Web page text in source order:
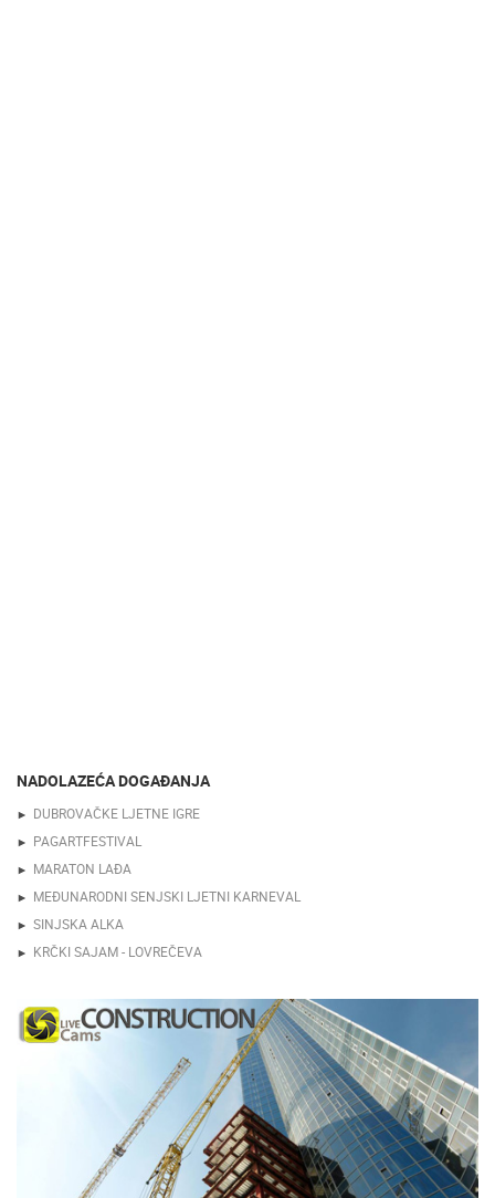
NADOLAZEĆA DOGAĐANJA
DUBROVAČKE LJETNE IGRE
PAGARTFESTIVAL
MARATON LAĐA
MEĐUNARODNI SENJSKI LJETNI KARNEVAL
SINJSKA ALKA
KRČKI SAJAM - LOVREČEVA